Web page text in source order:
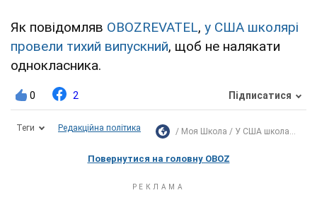
Як повідомляв OBOZREVATEL, у США школярі
провели тихий випускний, щоб не налякати
однокласника.
0 2 Підписатися
Теги Редакційна політика Моя Школа У США школа...
Повернутися на головну OBOZ